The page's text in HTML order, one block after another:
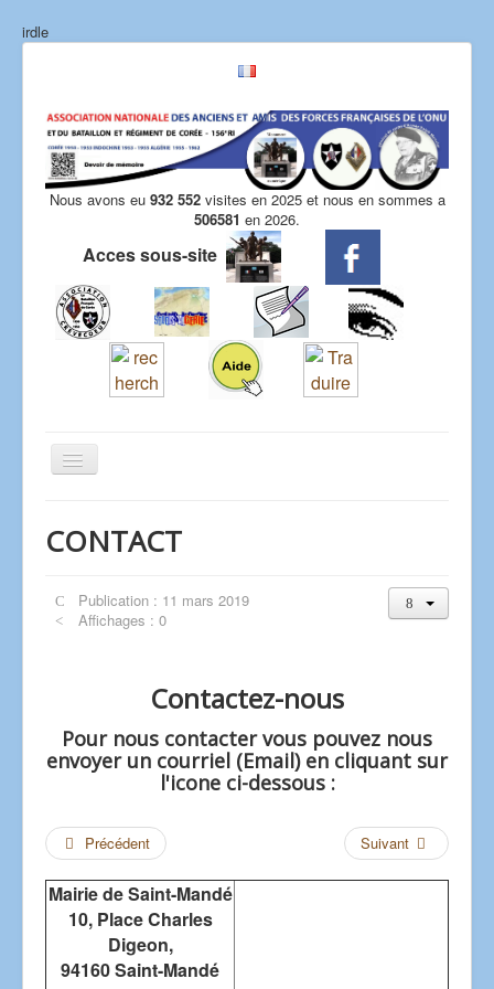
irdle
Nous avons eu 932 552visites en 2025 et nous en sommes a
506581 en 2026.
Acces sous-site
CONTACT
Publication : 11 mars 2019
Affichages : 0
Contactez-nous
Pour nous contacter vous pouvez nous
envoyer un courriel (Email) en cliquant sur
l'icone ci-dessous :
Précédent Suivant
Mairie de Saint-Mandé
10, Place Charles
Digeon,
94160 Saint-Mandé